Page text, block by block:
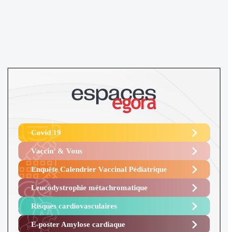
Covid 19
Vaccin’ & Vous
Enquête Calendrier Vaccinal Pédiatrique
Leucodystrophie métachromatique
Risques cardiovasculaires
E-poster Amylose cardiaque ​